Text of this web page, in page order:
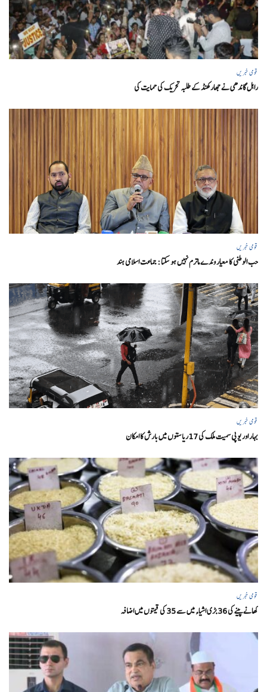
قومی خبریں
راہل گاندھی نے جھارکھنڈ کے طلبہ تحریک کی حمایت کی
قومی خبریں
حب الوطنی کا معیار وندے ماترم نہیں ہو سکتا : جماعت اسلامی ہند
قومی خبریں
بہار اور یو پی سمیت ملک کی 17ریاستوں میں بارش کا امکان
قومی خبریں
کھانے پینے کی 36 بڑی اشیاء میں سے 35 کی قیمتوں میں اضافہ